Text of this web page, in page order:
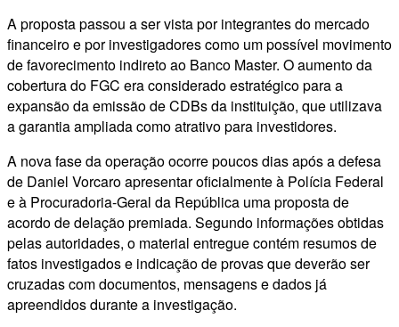
A proposta passou a ser vista por integrantes do mercado
financeiro e por investigadores como um possível movimento
de favorecimento indireto ao Banco Master. O aumento da
cobertura do FGC era considerado estratégico para a
expansão da emissão de CDBs da instituição, que utilizava
a garantia ampliada como atrativo para investidores.
A nova fase da operação ocorre poucos dias após a defesa
de Daniel Vorcaro apresentar oficialmente à Polícia Federal
e à Procuradoria-Geral da República uma proposta de
acordo de delação premiada. Segundo informações obtidas
pelas autoridades, o material entregue contém resumos de
fatos investigados e indicação de provas que deverão ser
cruzadas com documentos, mensagens e dados já
apreendidos durante a investigação.